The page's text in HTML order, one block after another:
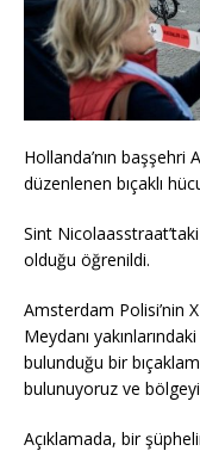
Hollanda’nın başşehri
düzenlenen bıçaklı
Sint
olduğu öğrenildi.
Amsterdam Polisi’nin
Meydanı
bulunduğu bir
bulunuyoruz ve bölgeyi
Açıklamada, bir